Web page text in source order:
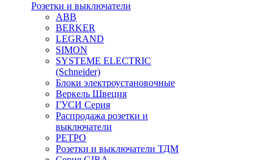
Розетки и выключатели
ABB
BERKER
LEGRAND
SIMON
SYSTEME ELECTRIC
(Schneider)
Блоки электроустановочные
Веркель Швеция
ГУСИ Серия
Распродажа розетки и
выключатели
РЕТРО
Розетки и выключатели ТДМ